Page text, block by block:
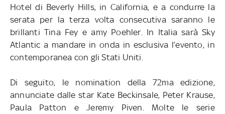
Hotel di Beverly Hills, in California, e a condurre la
serata per la terza volta consecutiva saranno le
brillanti Tina Fey e amy Poehler. In Italia sarà Sky
Atlantic a mandare in onda in esclusiva l’evento, in
contemporanea con gli Stati Uniti.
Di seguito, le nomination della 72ma edizione,
annunciate dalle star Kate Beckinsale, Peter Krause,
Paula Patton e Jeremy Piven. Molte le serie